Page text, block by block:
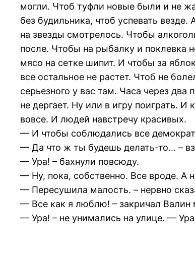
могли. Чтоб туфли новые были и не
без будильника, чтоб успевать
на звезды смотрелось. Чтобы
после. Чтобы на рыбалку и поклевка
мясо на сетке шипит. И чтобы за
все остальное не растет. Чтоб не
серьезного у вас там. Часа через
не дергает. Ну или в игру поиграть.
вовсе. И людей навстречу красивых.
— И чтобы соблюдались все
— Да что ж ты будешь делать-то… –
— Ура! – бахнули повсюду.
— Ну, пока, собственно. Все вроде. А
— Пересушила малость. – нервно
— Все как я люблю! – закричал Валин
— Ура! – не унимались на улице. —